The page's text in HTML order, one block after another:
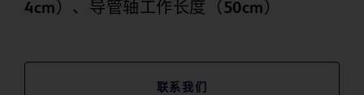
4cm）、导管轴工作长度（50cm）
联系我们